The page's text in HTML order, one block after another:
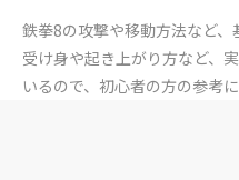
鉄拳8の攻撃や移動方法など、
受け身や起き上がり方など、
いるので、初心者の方の参考